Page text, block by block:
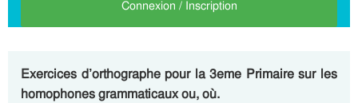
Connexion / Inscription
Exercices d’orthographe pour la 3eme Primaire sur les
homophones grammaticaux ou, où.